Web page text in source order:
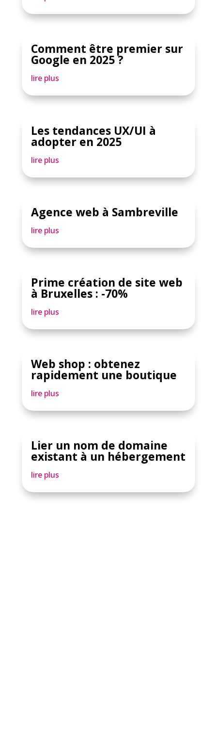
Comment être premier sur
Google en 2025 ?
lire plus
Les tendances UX/UI à
adopter en 2025
lire plus
Agence web à Sambreville
lire plus
Prime création de site web
à Bruxelles : -70%
lire plus
Web shop : obtenez
rapidement une boutique
lire plus
Lier un nom de domaine
existant à un hébergement
lire plus